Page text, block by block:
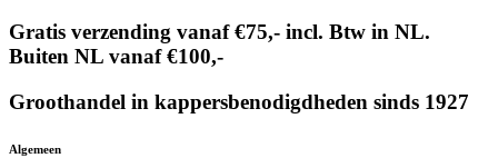
Gratis verzending vanaf €75,- incl. Btw in NL.
Buiten NL vanaf €100,-
Groothandel in kappersbenodigdheden sinds 1927
Algemeen